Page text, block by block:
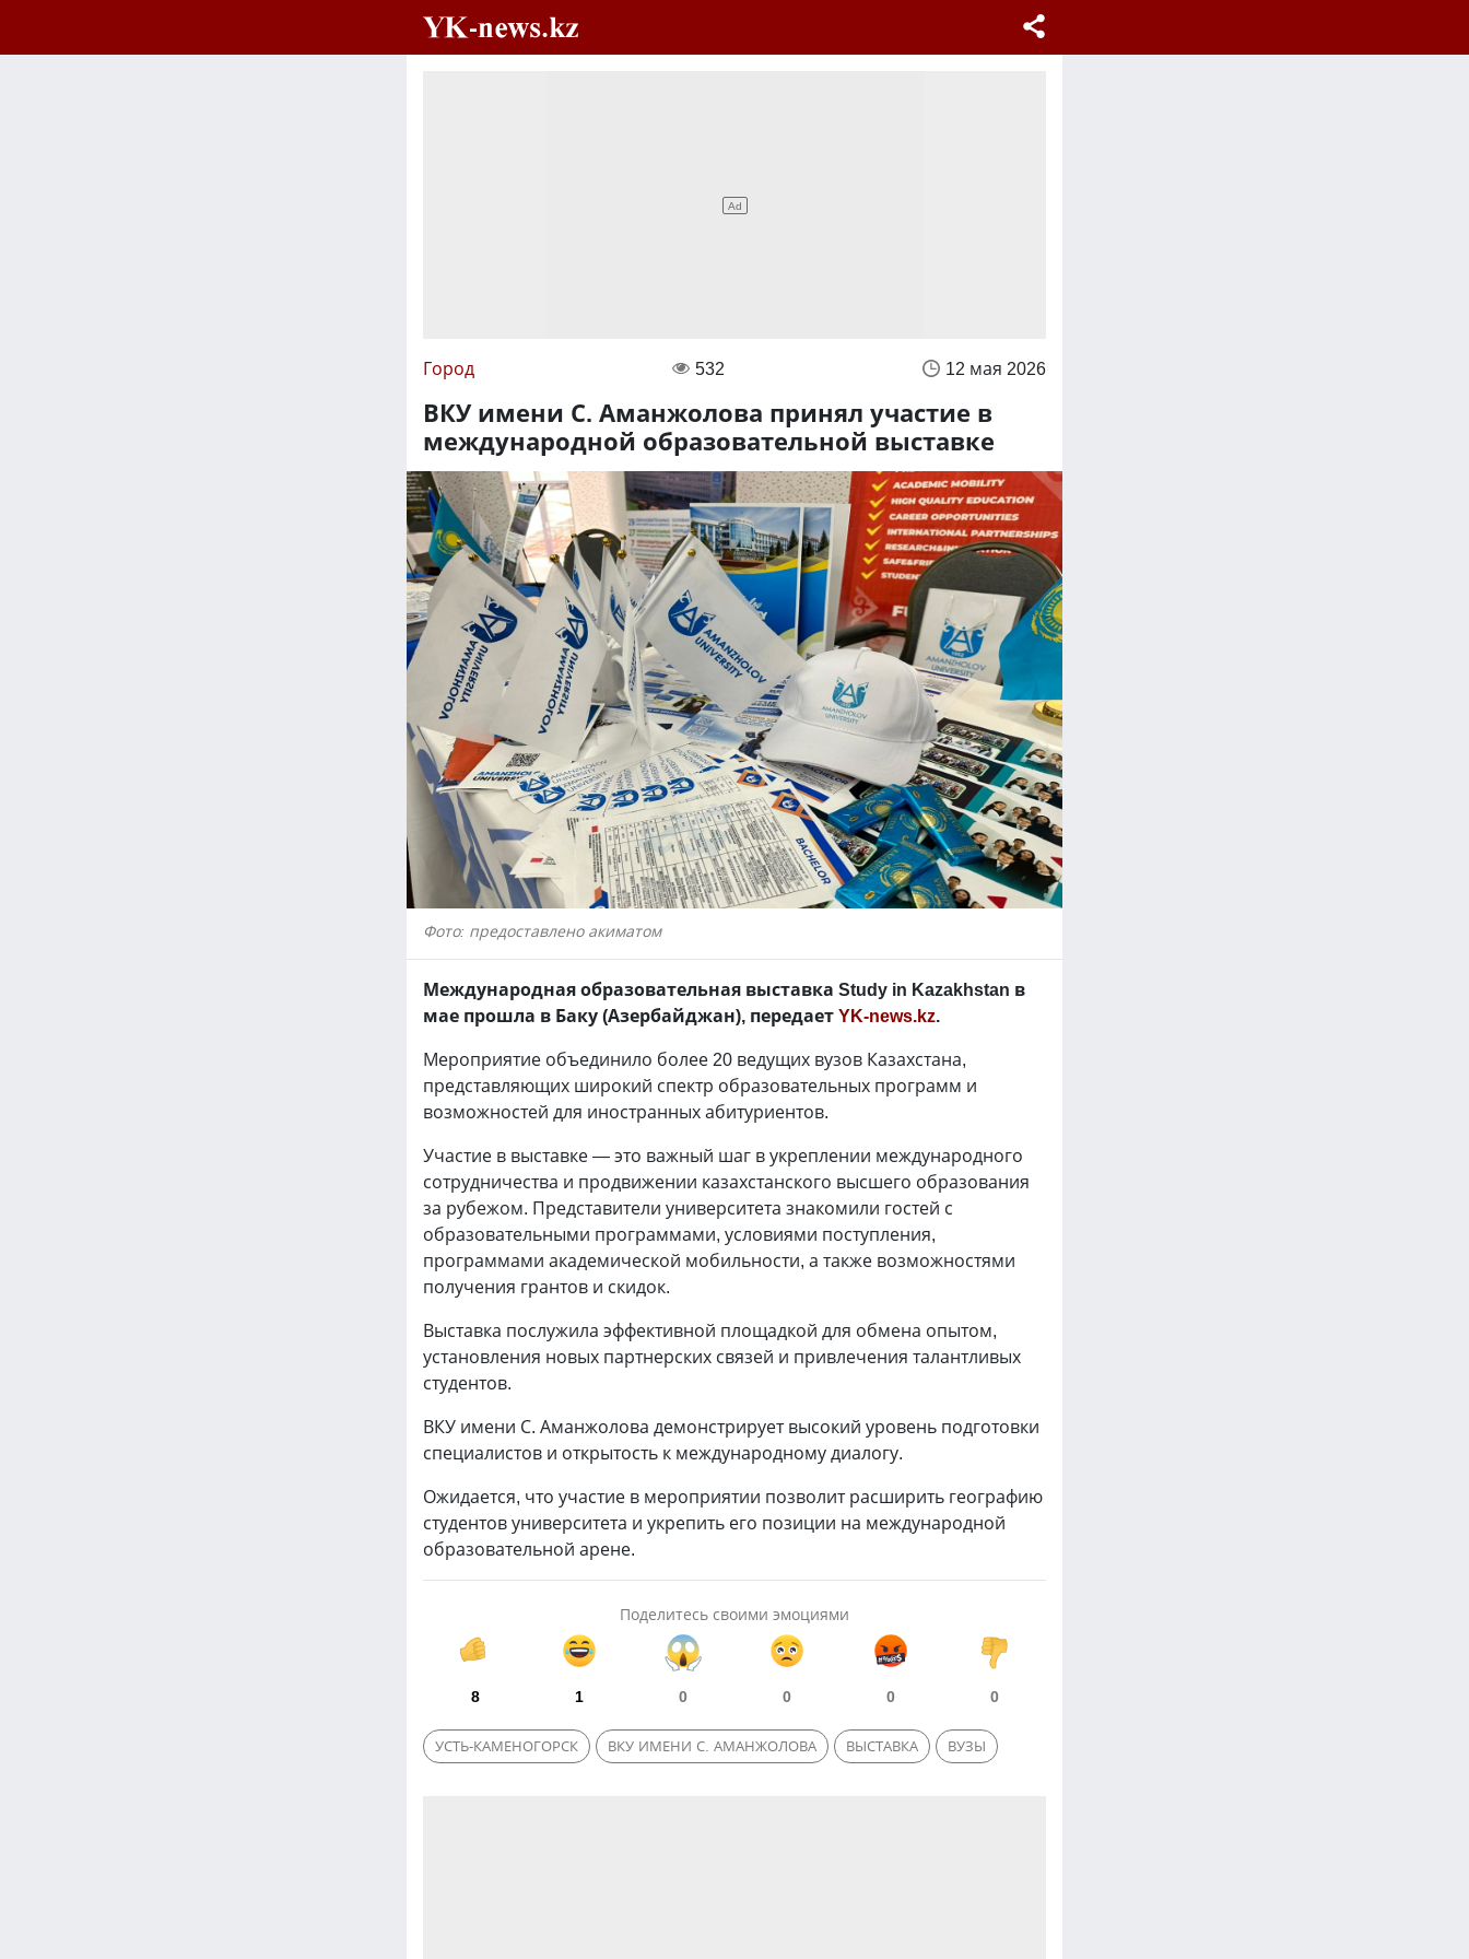
Город 532 12 мая 2026
ВКУ имени С. Аманжолова принял участие в
международной образовательной выставке
Фото: предоставлено акиматом
Международная образовательная выставка Study in Kazakhstan в
мае прошла в Баку (Азербайджан), передаетYK-news.kz.
Мероприятие объединило более 20 ведущих вузов Казахстана,
представляющих широкий спектр образовательных программ и
возможностей для иностранных абитуриентов.
Участие в выставке — это важный шаг в укреплении международного
сотрудничества и продвижении казахстанского высшего образования
за рубежом. Представители университета знакомили гостей с
образовательными программами, условиями поступления,
программами академической мобильности, а также возможностями
получения грантов и скидок.
Выставка послужила эффективной площадкой для обмена опытом,
установления новых партнерских связей и привлечения талантливых
студентов.
ВКУ имени С. Аманжолова демонстрирует высокий уровень подготовки
специалистов и открытость к международному диалогу.
Ожидается, что участие в мероприятии позволит расширить географию
студентов университета и укрепить его позиции на международной
образовательной арене.
Поделитесь своими эмоциями
8 1 0 0 0 0
УСТЬ-КАМЕНОГОРСК ВКУ ИМЕНИ С. АМАНЖОЛОВА ВЫСТАВКА ВУЗЫ